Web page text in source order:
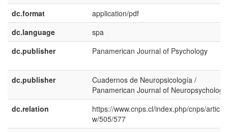
dc.format
application/pdf
dc.language
spa
dc.publisher
Panamerican Journal of Psychology
dc.publisher
Cuadernos de Neuropsicología /
Panamerican Journal of Neuropsychology
dc.relation
https://www.cnps.cl/index.php/cnps/
w/505/577